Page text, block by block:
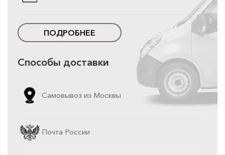
ПОДРОБНЕЕ
Способы доставки
Самовывоз из Москвы
Почта России